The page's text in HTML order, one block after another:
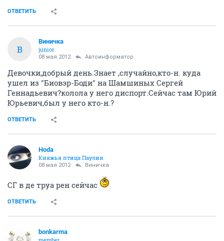
ОТВЕТИТЬ
В
Виничка
junior
08 мая 2012 Автоинформатор
Девочки,добрый день.Знает ,случайно,кто-н. куда
ушел из "Биовэр-Боди" на Шамшиных Сергей
Геннадьевич?колола у него диспорт.Сейчас там Юрий
Юрьевич,был у него кто-н.?
ОТВЕТИТЬ
Hoda
Княжья птица Паулин
08 мая 2012 Виничка
СГ в де труа рен сейчас
ОТВЕТИТЬ
bonkarma